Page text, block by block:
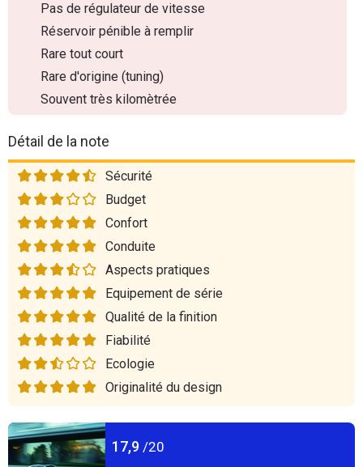
Pas de régulateur de vitesse
Réservoir pénible à remplir
Rare tout court
Rare d'origine (tuning)
Souvent très kilomètrée
Détail de la note
Sécurité
Budget
Confort
Conduite
Aspects pratiques
Equipement de série
Qualité de la finition
Fiabilité
Ecologie
Originalité du design
17,9 /20